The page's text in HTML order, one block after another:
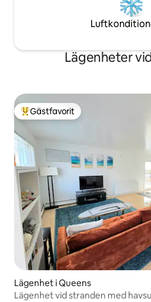
Lägenheter
Populär gästfavorit
Gästfavorit
Lägenhet i Queens
Lägenhet vid stranden med